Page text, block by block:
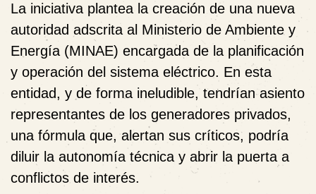
La iniciativa plantea la creación de una nueva
autoridad adscrita al Ministerio de Ambiente y
Energía (MINAE) encargada de la planificación
y operación del sistema eléctrico. En esta
entidad, y de forma ineludible, tendrían asiento
representantes de los generadores privados,
una fórmula que, alertan sus críticos, podría
diluir la autonomía técnica y abrir la puerta a
conflictos de interés.